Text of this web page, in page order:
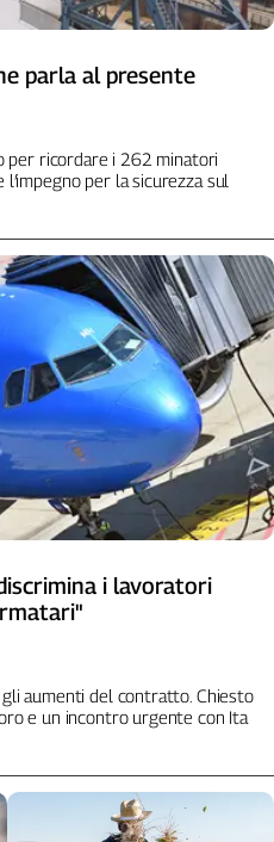
parla al presente
per ricordare i 262 minatori
per la sicurezza sul
i lavoratori
aumenti del contratto. Chiesto
e un incontro urgente con Ita